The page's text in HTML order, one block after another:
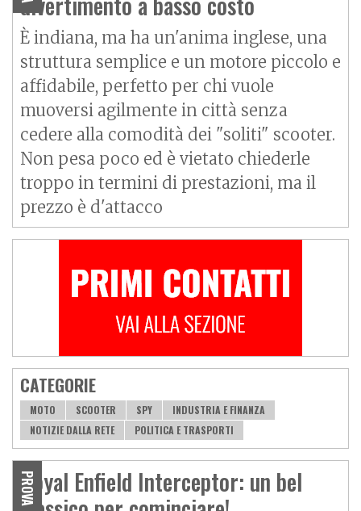
È indiana, ma ha un'anima inglese, una
struttura semplice e un motore piccolo e
affidabile, perfetto per chi vuole
muoversi agilmente in città senza
cedere alla comodità dei "soliti" scooter.
Non pesa poco ed è vietato chiederle
troppo in termini di prestazioni, ma il
prezzo è d'attacco
CATEGORIE
MOTO SCOOTER SPY
INDUSTRIA E FINANZA
NOTIZIE DALLA RETE
POLITICA E TRASPORTI
PROVA
Royal Enfield Interceptor: un bel